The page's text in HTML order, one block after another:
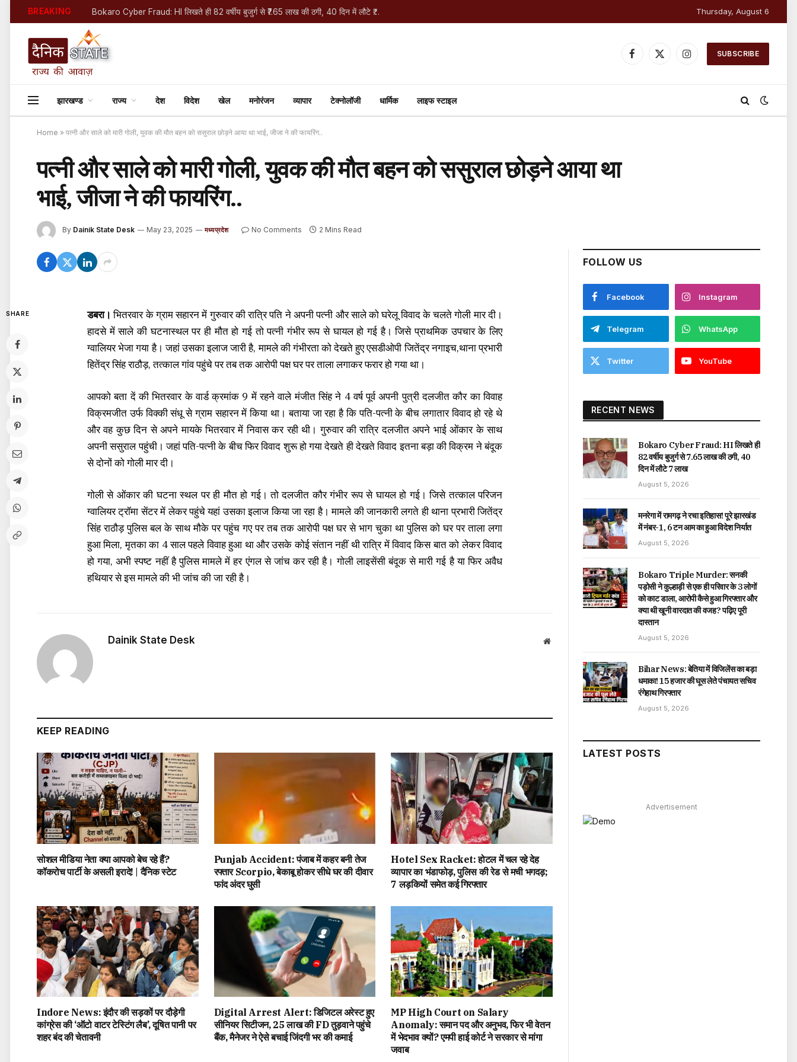
BREAKING Bokaro Cyber Fraud: HI लिखते ही 82 वर्षीय बुजुर्ग से ₹7.65 लाख की ठगी, 40 दिन में लौटे ₹7 लाख Thursday, August 6
Facebook
X
Instagram
SUBSCRIBE
झारखण्ड राज्य देश विदेश खेल मनोरंजन व्यापार टेक्नोलॉजी धार्मिक लाइफ स्टाइल
Home » पत्नी और साले को मारी गोली, युवक की मौत बहन को ससुराल छोड़ने आया था भाई, जीजा ने की फायरिंग..
पत्नी और साले को मारी गोली, युवक की मौत बहन को ससुराल छोड़ने आया था
भाई, जीजा ने की फायरिंग..
By Dainik State Desk May 23, 2025 मध्यप्रदेश No Comments 2 Mins Read
SHARE डबरा।भितरवार के ग्राम सहारन में गुरुवार की रात्रि पति ने अपनी पत्नी और साले को घरेलू विवाद के चलते गोली मार दी।
हादसे में साले की घटनास्थल पर ही मौत हो गई तो पत्नी गंभीर रूप से घायल हो गई है। जिसे प्राथमिक उपचार के लिए
ग्वालियर भेजा गया है। जहां उसका इलाज जारी है, मामले की गंभीरता को देखते हुए एसडीओपी जितेंद्र नगाइच,थाना प्रभारी
हितेंद्र सिंह राठौड़, तत्काल गांव पहुंचे पर तब तक आरोपी पक्ष घर पर ताला लगाकर फरार हो गया था।
आपको बता दें की भितरवार के वार्ड क्रमांक 9 में रहने वाले मंजीत सिंह ने 4 वर्ष पूर्व अपनी पुत्री दलजीत कौर का विवाह
विक्रमजीत उर्फ विक्की संधू से ग्राम सहारन में किया था। बताया जा रहा है कि पति-पत्नी के बीच लगातार विवाद हो रहे थे
और वह कुछ दिन से अपने मायके भितरवार में निवास कर रही थी। गुरुवार की रात्रि दलजीत अपने भाई ओंकार के साथ
अपनी ससुराल पहुंची। जहां पति-पत्नी के बीच फिर विवाद शुरू हो गया देखते ही देखते विवाद इतना बड़ा की विक्रम ने बंदूक
से दोनों को गोली मार दी।
गोली से ओंकार की घटना स्थल पर ही मौत हो गई। तो दलजीत कौर गंभीर रूप से घायल हो गई। जिसे तत्काल परिजन
ग्वालियर ट्रॉमा सेंटर में लेकर पहुंचे यहां उसका इलाज किया जा रहा है। मामले की जानकारी लगते ही थाना प्रभारी जितेंद्र
सिंह राठौड़ पुलिस बल के साथ मौके पर पहुंच गए पर तब तक आरोपी पक्ष घर से भाग चुका था पुलिस को घर पर ताला लगा
हुआ मिला, मृतका का 4 साल पहले विवाह हुआ था और उसके कोई संतान नहीं थी रात्रि में विवाद किस बात को लेकर विवाद
हो गया, अभी स्पष्ट नहीं है पुलिस मामले में हर एंगल से जांच कर रही है। गोली लाइसेंसी बंदूक से मारी गई है या फिर अवैध
हथियार से इस मामले की भी जांच की जा रही है।
Dainik State Desk Website
KEEP READING
सोशल मीडिया नेता क्या आपको बेच रहे हैं?
कॉकरोच पार्टी के असली इरादे! | दैनिक स्टेट
Punjab Accident: पंजाब में कहर बनी तेज
रफ्तार Scorpio, बेकाबू होकर सीधे घर की दीवार
फांद अंदर घुसी
Hotel Sex Racket: होटल में चल रहे देह
व्यापार का भंडाफोड़, पुलिस की रेड से मची भगदड़;
7 लड़कियों समेत कई गिरफ्तार
Indore News: इंदौर की सड़कों पर दौड़ेगी
कांग्रेस की ‘ऑटो वाटर टेस्टिंग लैब’, दूषित पानी पर
शहर बंद की चेतावनी
Digital Arrest Alert: डिजिटल अरेस्ट हुए
सीनियर सिटीजन, 25 लाख की FD तुड़वाने पहुंचे
बैंक, मैनेजर ने ऐसे बचाई जिंदगी भर की कमाई
MP High Court on Salary
Anomaly: समान पद और अनुभव, फिर भी वेतन
में भेदभाव क्यों? एमपी हाई कोर्ट ने सरकार से मांगा
जवाब
FOLLOW US
Facebook Instagram
Telegram WhatsApp
Twitter YouTube
RECENT NEWS
Bokaro Cyber Fraud: HI लिखते ही
82 वर्षीय बुजुर्ग से ₹7.65 लाख की ठगी, 40
दिन में लौटे ₹7 लाख
August 5, 2026
मनरेगा में रामगढ़ ने रचा इतिहास! पूरे झारखंड
में नंबर-1, 6 टन आम का हुआ विदेश निर्यात
August 5, 2026
Bokaro Triple Murder: सनकी
पड़ोसी ने कुल्हाड़ी से एक ही परिवार के 3 लोगों
को काट डाला, आरोपी कैसे हुआ गिरफ्तार और
क्या थी खूनी वारदात की वजह? पढ़िए पूरी
दास्तान
August 5, 2026
Bihar News: बेतिया में विजिलेंस का बड़ा
धमाका! 15 हजार की घूस लेते पंचायत सचिव
रंगेहाथ गिरफ्तार
August 5, 2026
LATEST POSTS
Advertisement